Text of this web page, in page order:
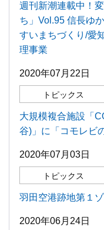
週刊新潮連載中！
ち」Vol.95 信長ゆ
すいまちづくり/愛
理事業
2020年07月22日
トピックス
大規模複合施設「
谷)」に「コモレビ
2020年07月03日
トピックス
羽田空港跡地第１
2020年06月24日